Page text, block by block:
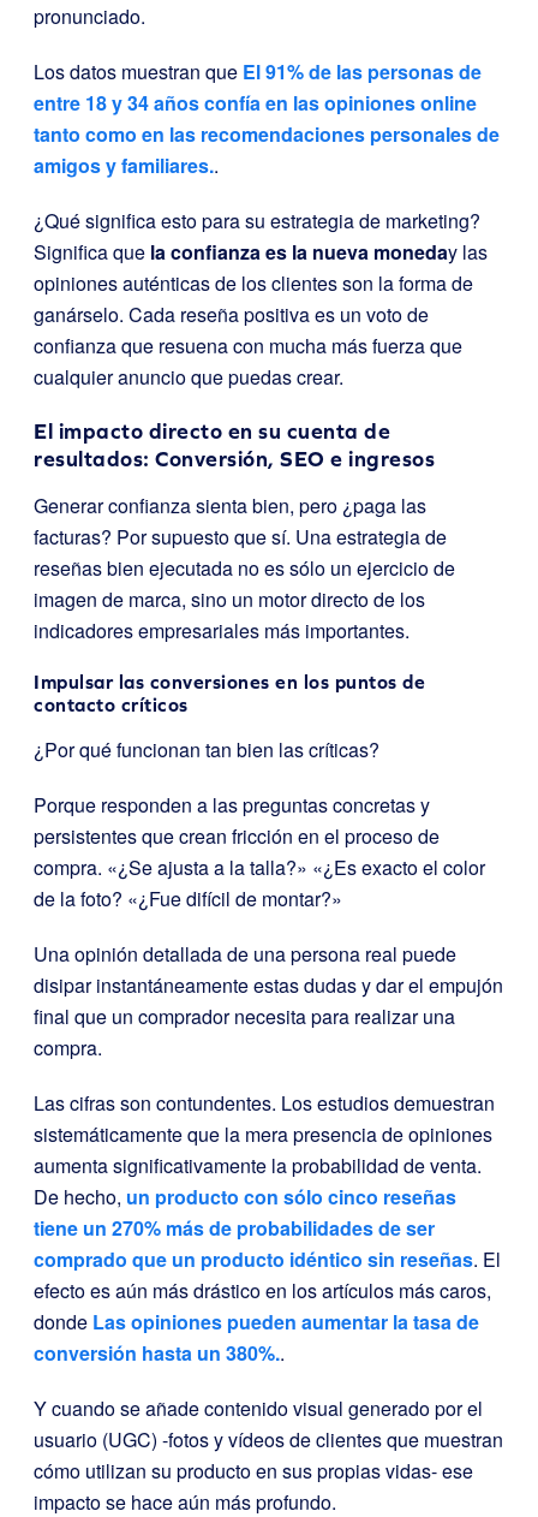
pronunciado.
Los datos muestran que El 91% de las personas de
entre 18 y 34 años confía en las opiniones online
tanto como en las recomendaciones personales de
amigos y familiares..
¿Qué significa esto para su estrategia de marketing?
Significa que la confianza es la nueva moneday las
opiniones auténticas de los clientes son la forma de
ganárselo. Cada reseña positiva es un voto de
confianza que resuena con mucha más fuerza que
cualquier anuncio que puedas crear.
El impacto directo en su cuenta de
resultados: Conversión, SEO e ingresos
Generar confianza sienta bien, pero ¿paga las
facturas? Por supuesto que sí. Una estrategia de
reseñas bien ejecutada no es sólo un ejercicio de
imagen de marca, sino un motor directo de los
indicadores empresariales más importantes.
Impulsar las conversiones en los puntos de
contacto críticos
¿Por qué funcionan tan bien las críticas?
Porque responden a las preguntas concretas y
persistentes que crean fricción en el proceso de
compra. «¿Se ajusta a la talla?» «¿Es exacto el color
de la foto? «¿Fue difícil de montar?»
Una opinión detallada de una persona real puede
disipar instantáneamente estas dudas y dar el empujón
final que un comprador necesita para realizar una
compra.
Las cifras son contundentes. Los estudios demuestran
sistemáticamente que la mera presencia de opiniones
aumenta significativamente la probabilidad de venta.
De hecho, un producto con sólo cinco reseñas
tiene un 270% más de probabilidades de ser
comprado que un producto idéntico sin reseñas. El
efecto es aún más drástico en los artículos más caros,
donde Las opiniones pueden aumentar la tasa de
conversión hasta un 380%..
Y cuando se añade contenido visual generado por el
usuario (UGC) -fotos y vídeos de clientes que muestran
cómo utilizan su producto en sus propias vidas- ese
impacto se hace aún más profundo.